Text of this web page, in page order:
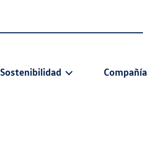
Sostenibilidad Compañía